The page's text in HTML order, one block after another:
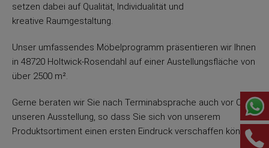
setzen dabei auf Qualität, Individualität und
kreative Raumgestaltung.
Unser umfassendes Möbelprogramm präsentieren wir Ihnen
in 48720 Holtwick-Rosendahl auf einer Austellungsfläche von
über 2500 m².
Gerne beraten wir Sie nach Terminabsprache auch vor Ort in
unseren Ausstellung, so dass Sie sich von unserem
Produktsortiment einen ersten Eindruck verschaffen können.